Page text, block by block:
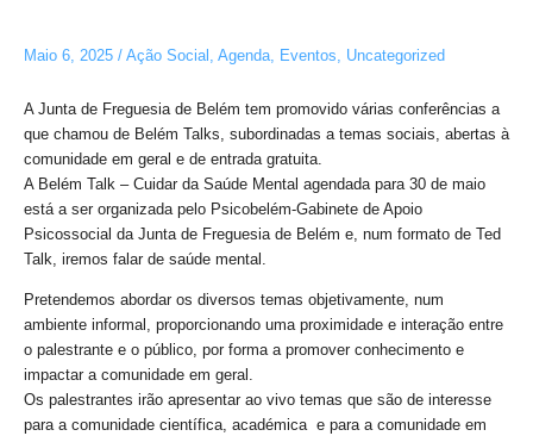
Maio 6, 2025 / Ação Social Agenda Eventos Uncategorized
A Junta de Freguesia de Belém tem promovido várias conferências a
que chamou de Belém Talks, subordinadas a temas sociais, abertas à
comunidade em geral e de entrada gratuita.
A Belém Talk – Cuidar da Saúde Mental agendada para 30 de maio
está a ser organizada pelo Psicobelém-Gabinete de Apoio
Psicossocial da Junta de Freguesia de Belém e, num formato de Ted
Talk, iremos falar de saúde mental.
Pretendemos abordar os diversos temas objetivamente, num
ambiente informal, proporcionando uma proximidade e interação entre
o palestrante e o público, por forma a promover conhecimento e
impactar a comunidade em geral.
Os palestrantes irão apresentar ao vivo temas que são de interesse
para a comunidade científica, académica e para a comunidade em